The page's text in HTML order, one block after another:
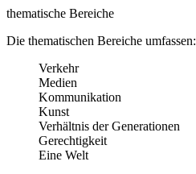
thematische Bereiche
Die thematischen Bereiche umfassen:
Verkehr
Medien
Kommunikation
Kunst
Verhältnis der Generationen
Gerechtigkeit
Eine Welt